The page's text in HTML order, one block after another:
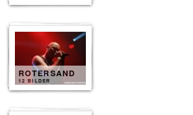
ROTERSAND
12 BILDER